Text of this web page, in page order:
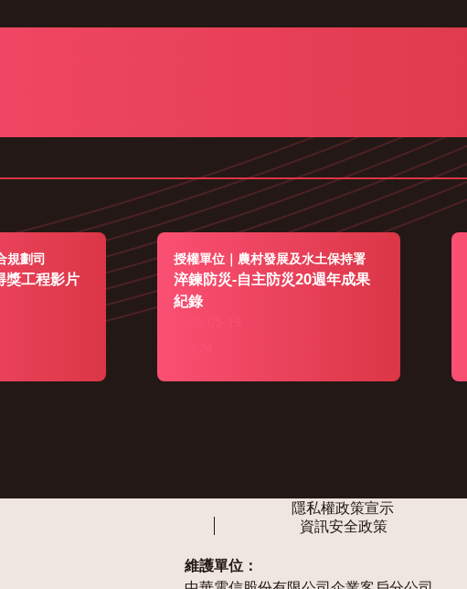
規劃司
獎工程影片
授權單位｜農村發展及水土保持署
淬鍊防災-自主防災20週年成果
紀錄
隱私權政策宣示
資訊安全政策
維護單位：